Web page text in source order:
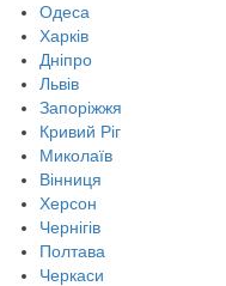
Одеса
Харків
Дніпро
Львів
Запоріжжя
Кривий Ріг
Миколаїв
Вінниця
Херсон
Чернігів
Полтава
Черкаси